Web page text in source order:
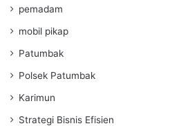
pemadam
mobil pikap
Patumbak
Polsek Patumbak
Karimun
Strategi Bisnis Efisien